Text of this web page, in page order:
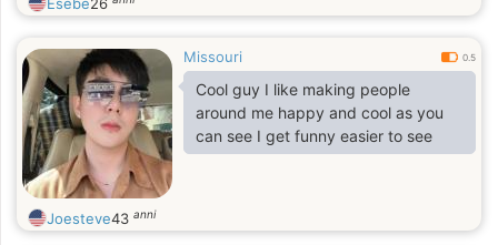
Missouri 0.5
Cool guy I like making people
around me happy and cool as you
can see I get funny easier to see
Joesteve43 anni